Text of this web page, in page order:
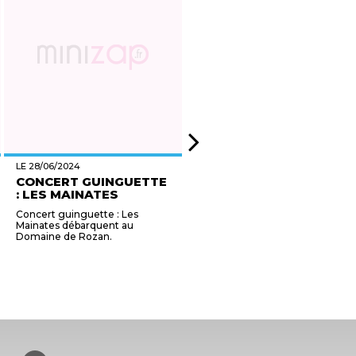
LE 28/06/2024
CONCERT GUINGUETTE
: LES MAINATES
Concert guinguette : Les
Mainates débarquent au
Domaine de Rozan.